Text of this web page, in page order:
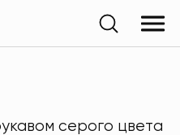
серого цвета